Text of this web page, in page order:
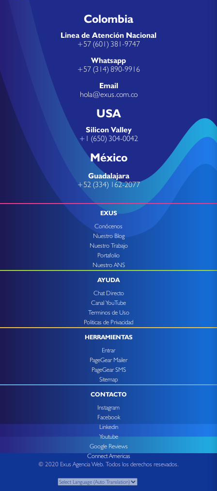
Colombia
Linea de Atención Nacional
+57 (601) 381-9747
Whatsapp
+57 (314) 890-9916
Email
hola@exus.com.co
USA
Silicon Valley
+1 (650) 304-0042
México
Guadalajara
+52 (334) 162-2077
EXUS
Conócenos
Nuestro Blog
Nuestro Trabajo
Portafolio
Nuestro ANS
AYUDA
Chat Directo
Canal YouTube
Terminos de Uso
Politicas de Privacidad
HERRAMIENTAS
Entrar
PageGear Mailer
PageGear SMS
Sitemap
CONTACTO
Instagram
Facebook
Linkedin
Youtube
Google Reviews
Connect Americas
© 2020 Exus Agencia Web. Todos los derechos resevados.